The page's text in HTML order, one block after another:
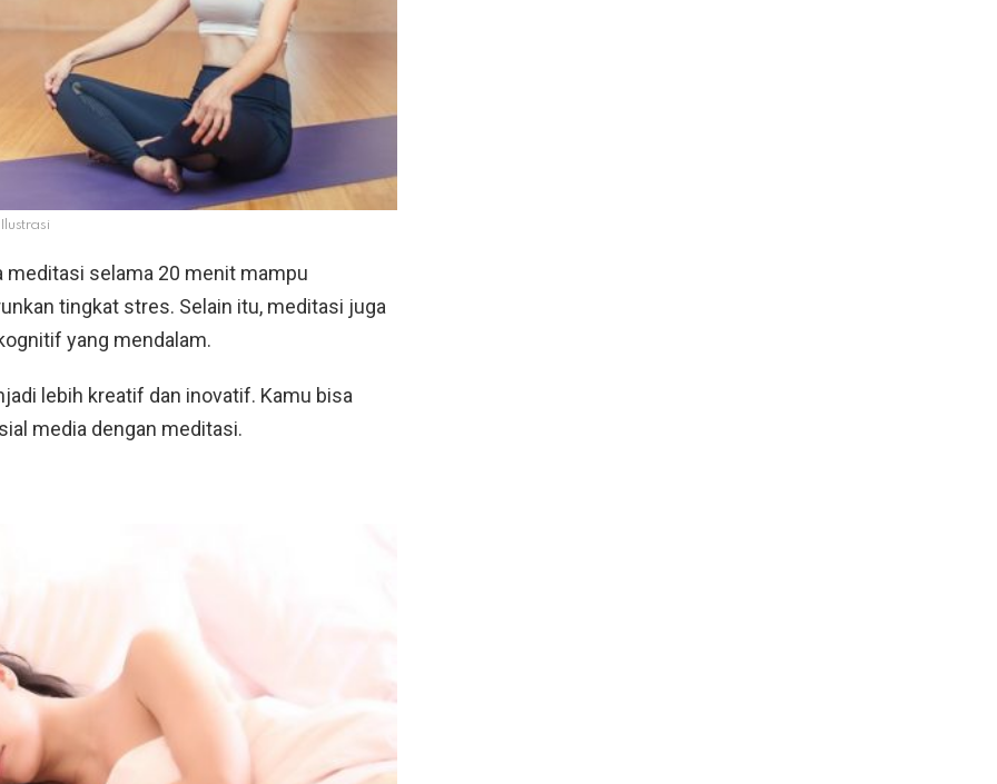
Ilustrasi
meditasi selama 20 menit mampu
tingkat stres. Selain itu, meditasi juga
yang mendalam.
lebih kreatif dan inovatif. Kamu bisa
media dengan meditasi.